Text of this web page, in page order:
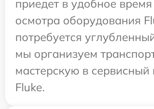
приедет в удобное
осмотра оборудования
потребуется
мы организуем
мастерскую в сервисный
Fluke.